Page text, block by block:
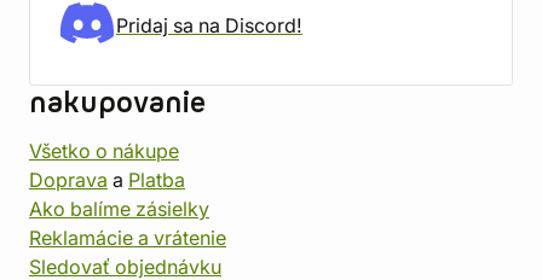
Pridaj sa na Discord!
nakupovanie
Všetko o nákupe
Doprava a Platba
Ako balíme zásielky
Reklamácie a vrátenie
Sledovať objednávku